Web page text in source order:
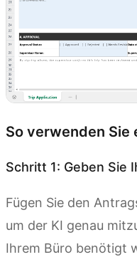
So verwenden Sie
Schritt 1: Geben Sie
Fügen Sie den
um der KI genau
Ihrem Büro benötigt